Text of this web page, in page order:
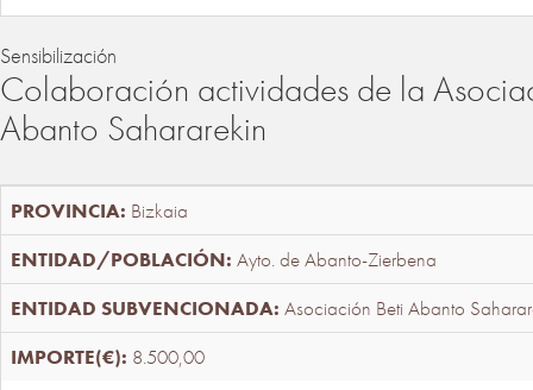
Sensibilización
Colaboración actividades de la
Abanto Sahararekin
Bizkaia
Ayto. de Abanto-Zierbena
Asociación Beti Abanto
8.500,00